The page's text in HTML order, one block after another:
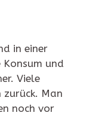
in einer
und
Viele
Man
noch vor